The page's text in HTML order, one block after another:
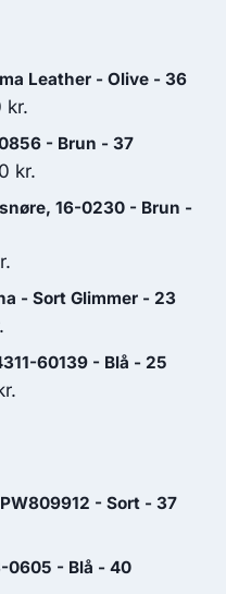
Leather - Olive - 36
kr.
aktuelle
pris
909.30 kr..
- Brun - 37
kr..
kr.
aktuelle
1,190.00 kr..
16-0230 - Brun -
aktuelle
- Sort Glimmer - 23
aktuelle
pris
60139 - Blå - 25
489.30 kr..- Sort - 37
0605 - Blå - 40